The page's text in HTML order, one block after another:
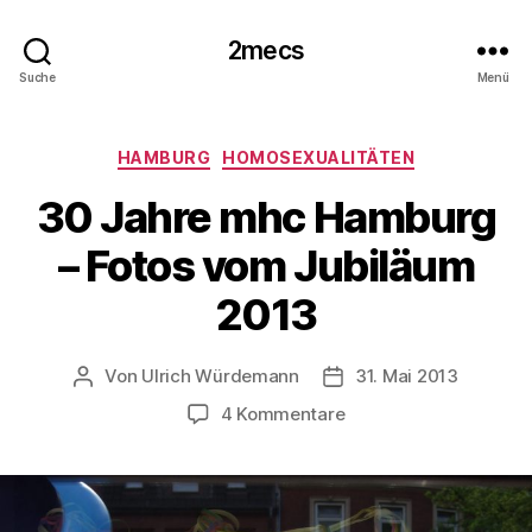
Suche
2mecs
Menü
Kategorien
HAMBURG HOMOSEXUALITÄTEN
30 Jahre mhc Hamburg
– Fotos vom Jubiläum
2013
Beitragsautor
Von Ulrich Würdemann Beitragsdatum
31. Mai 2013
4 Kommentarezu
mhc
Hamburg